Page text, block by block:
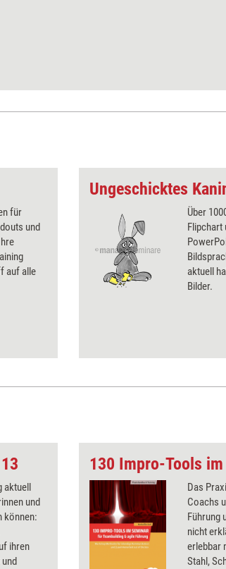
für
und
auf alle
Ungeschicktes
Über
Flipchart
aktuell
Bilder.
und
können:
ihren
Das
Coachs
Führung
nicht
erlebbar
Stahl,